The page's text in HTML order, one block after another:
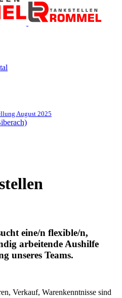
August 2025
eine/n flexible/n,
arbeitende Aushilfe
unseres Teams.
Verkauf, Warenkenntnisse sind